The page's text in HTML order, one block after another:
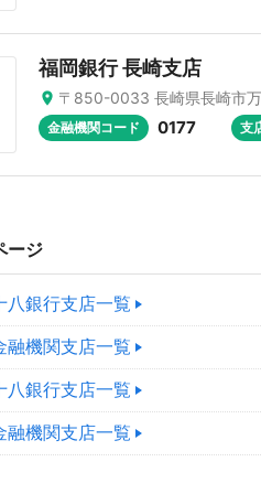
福岡銀行 長崎支店
〒850-0033 長崎県長崎市
金融機関コード 0177 支
ージ
八銀行支店一覧
融機関支店一覧
八銀行支店一覧
融機関支店一覧